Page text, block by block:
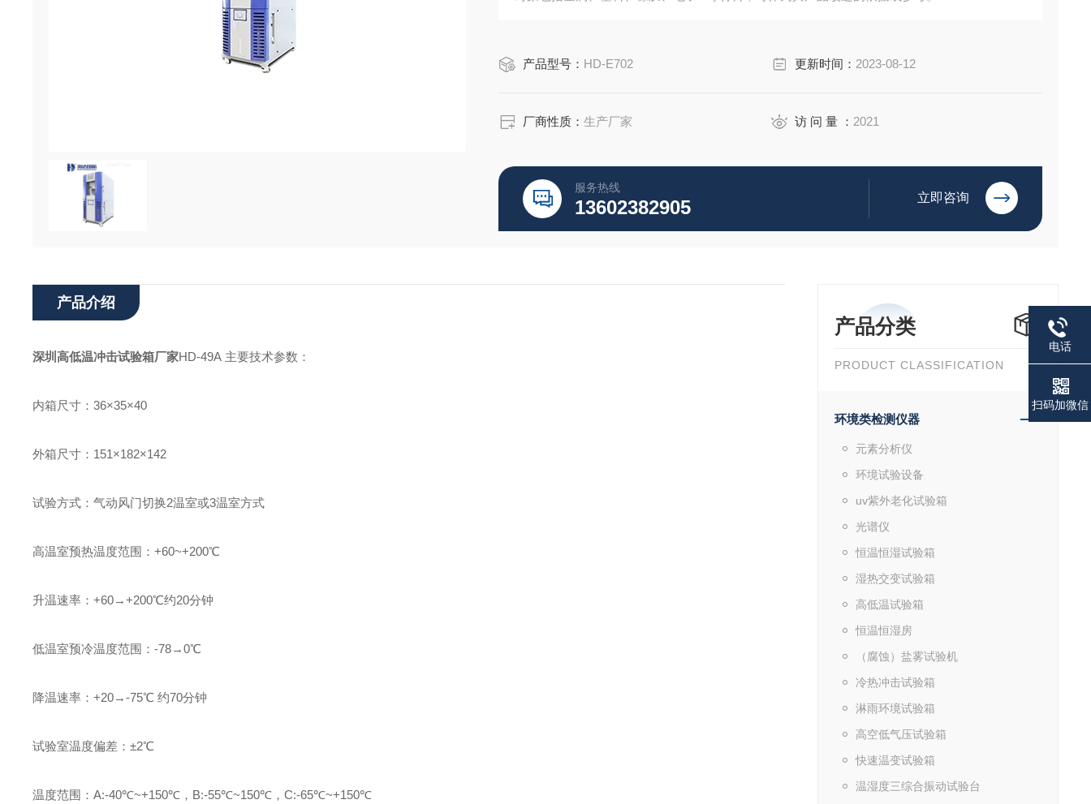
产品型号： HD-E702 更新时间： 2023-08-12
厂商性质：生产厂家 访 问 量 ： 2021
服务热线
13602382905 立即咨询
产品分类
PRODUCT CLASSIFICATION
环境类检测仪器
元素分析仪
环境试验设备
uv紫外老化试验箱
光谱仪
恒温恒湿试验箱
湿热交变试验箱
高低温试验箱
恒温恒湿房
（腐蚀）盐雾试验机
冷热冲击试验箱
淋雨环境试验箱
高空低气压试验箱
快速温变试验箱
温湿度三综合振动试验台
产品介绍
深圳高低温冲击试验箱厂家HD-49A 主要技术参数：
内箱尺寸：36×35×40
外箱尺寸：151×182×142
试验方式：气动风门切换2温室或3温室方式
高温室预热温度范围：+60~+200℃
升温速率：+60→+200℃约20分钟
低温室预冷温度范围：-78→0℃
降温速率：+20→-75℃ 约70分钟
试验室温度偏差：±2℃
温度范围：A:-40℃~+150℃，B:-55℃~150℃，C:-65℃~+150℃
电话
扫码加微信